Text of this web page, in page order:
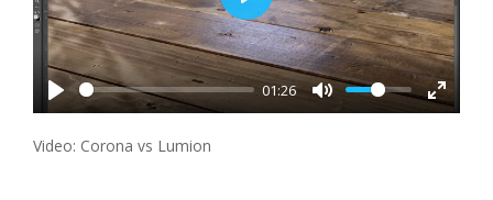
01:26
Play
Video: Corona vs Lumion